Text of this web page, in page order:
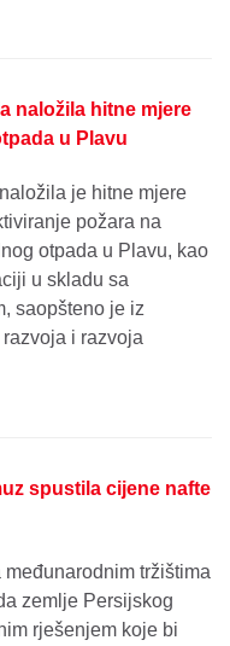
naložila hitne mjere
u Plavu
je hitne mjere
požara na
otpada u Plavu, kao
u skladu sa
saopšteno je iz
i razvoja
spustila cijene nafte
tržištima
zemlje Persijskog
rješenjem koje bi